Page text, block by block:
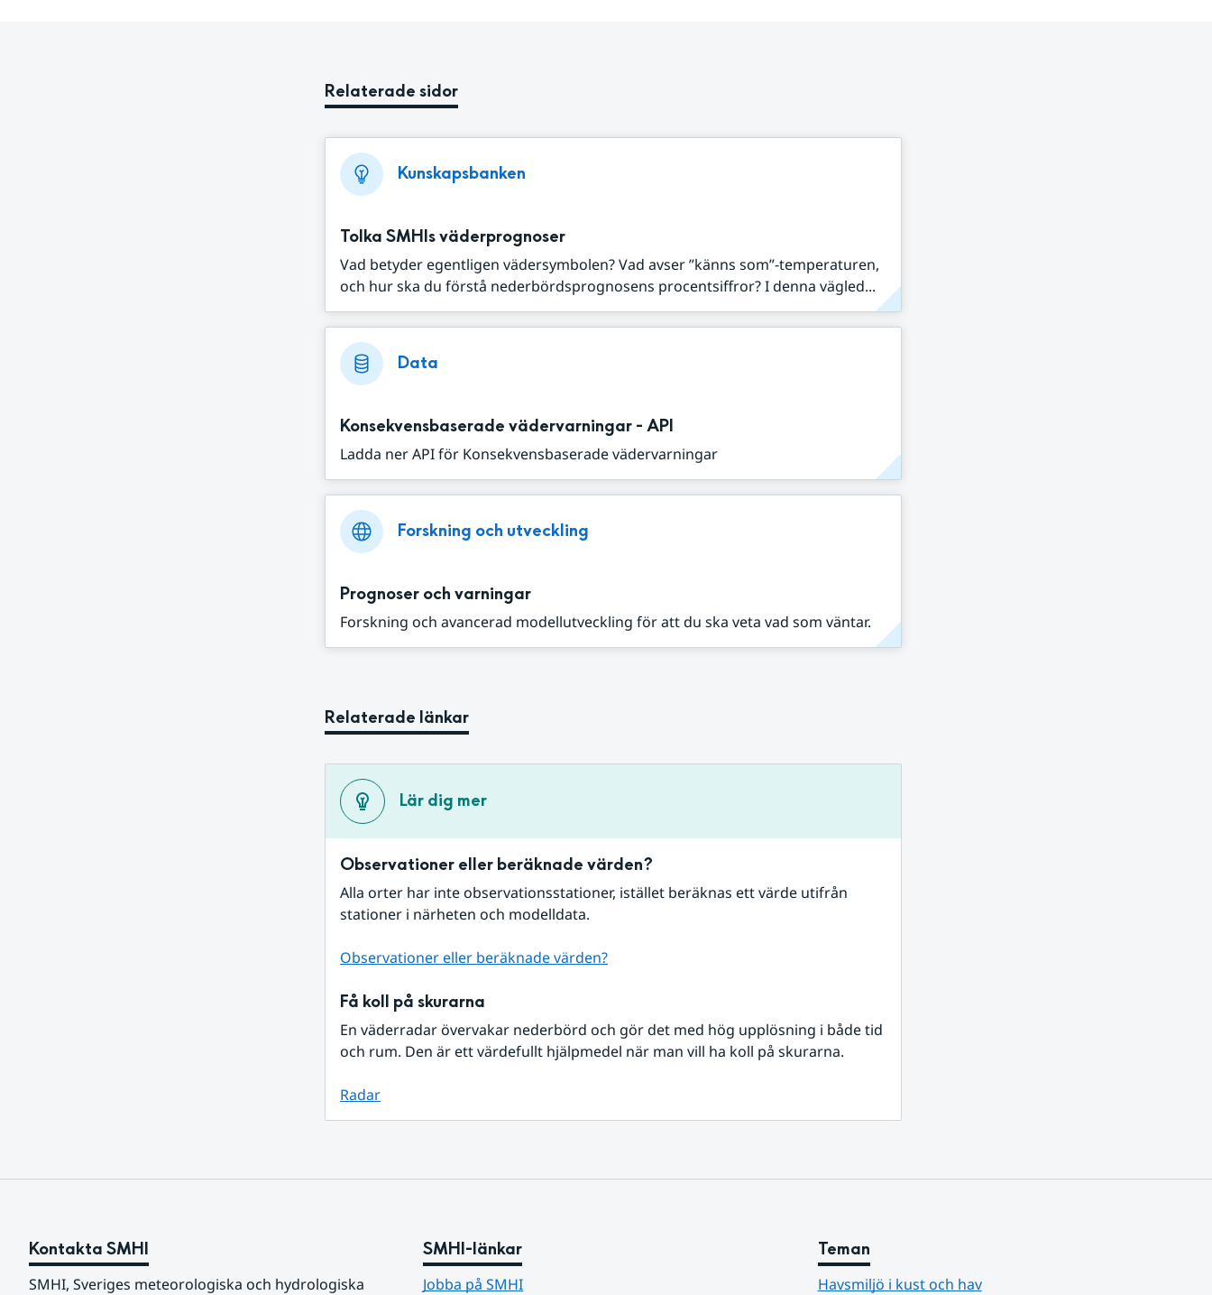
Relaterade sidor
Kunskapsbanken
Tolka SMHIs väderprognoser
Vad betyder egentligen vädersymbolen? Vad avser ”känns som”-temperaturen,
och hur ska du förstå nederbördsprognosens procentsiffror? I denna vägled...
Data
Konsekvensbaserade vädervarningar - API
Ladda ner API för Konsekvensbaserade vädervarningar
Forskning och utveckling
Prognoser och varningar
Forskning och avancerad modellutveckling för att du ska veta vad som väntar.
Relaterade länkar
Lär dig mer
Observationer eller beräknade värden?
Alla orter har inte observationsstationer, istället beräknas ett värde utifrån
stationer i närheten och modelldata.
Observationer eller beräknade värden?
Få koll på skurarna
En väderradar övervakar nederbörd och gör det med hög upplösning i både tid
och rum. Den är ett värdefullt hjälpmedel när man vill ha koll på skurarna.
Radar
Kontakta SMHI
SMHI, Sveriges meteorologiska och hydrologiska
SMHI-länkar
Jobba på SMHI
Teman
Havsmiljö i kust och hav